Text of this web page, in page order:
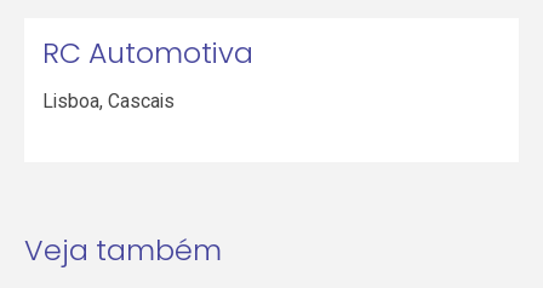
RC Automotiva
Lisboa,Cascais
Veja também